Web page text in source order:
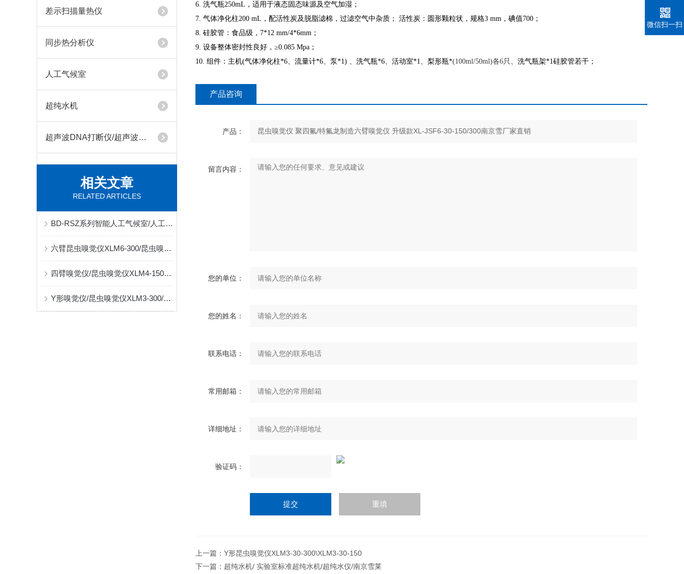
差示扫描量热仪
同步热分析仪
人工气候室
超纯水机
超声波DNA打断仪/超声波萃取仪/超声波细胞破碎仪
相关文章
RELATED ARTICLES
BD-RSZ系列智能人工气候室/人工组培室/植物生长室/南京雪莱BD-RSZ-1
六臂昆虫嗅觉仪XLM6-300/昆虫嗅觉仪/厂家直销/南京雪莱
四臂嗅觉仪/昆虫嗅觉仪XLM4-150/厂家直销/南京雪莱
Y形嗅觉仪/昆虫嗅觉仪XLM3-300/南京雪莱厂家直销
6. 洗气瓶250mL，适用于液态固态味源及空气加湿；
7. 气体净化柱200 mL，配活性炭及脱脂滤棉，过滤空气中杂质； 活性炭：圆形颗粒状，规格3 mm，碘值700；
8. 硅胶管：食品级，7*12 mm/4*6mm；
9. 设备整体密封性良好，≥0.085 Mpa；
10. 组件：主机(气体净化柱*6、流量计*6、泵*1) 、洗气瓶*6、活动室*1、梨形瓶*(100ml/50ml)各6只 、洗气瓶架*1硅胶管若干；
产品咨询
产品：
留言内容：
您的单位：
您的姓名：
联系电话：
常用邮箱：
详细地址：
验证码：
上一篇： Y形昆虫嗅觉仪XLM3-30-300\XLM3-30-150
下一篇： 超纯水机/ 实验室标准超纯水机/超纯水仪/南京雪莱
微信扫一扫